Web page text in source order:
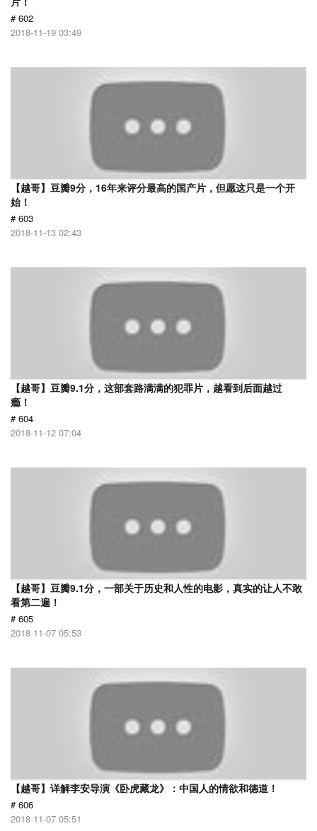
# 602
2018-11-19 03:49
【越哥】豆瓣9分，16年来评分最高的国产片，但愿这只是一个开
始！
# 603
2018-11-13 02:43
【越哥】豆瓣9.1分，这部套路满满的犯罪片，越看到后面越过
瘾！
# 604
2018-11-12 07:04
【越哥】豆瓣9.1分，一部关于历史和人性的电影，真实的让人不敢
看第二遍！
# 605
2018-11-07 05:53
【越哥】详解李安导演《卧虎藏龙》：中国人的情欲和德道！
# 606
2018-11-07 05:51